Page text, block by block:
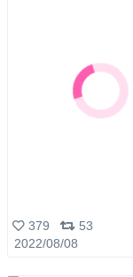
379
53
2022/08/08